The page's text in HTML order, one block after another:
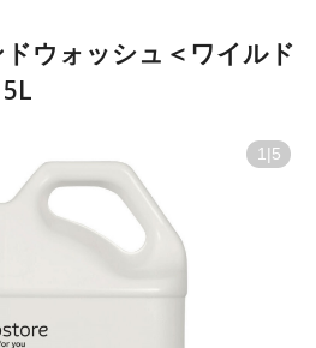
ドウォッシュ＜ワイルド
1 | 5